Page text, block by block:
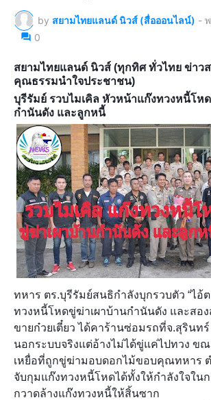
by สยามไทยแลนด์ นิวส์ (สื่อออนไลน์) -
0
สยามไทยแลนด์ นิวส์ (ทุกทิศ ทั่วไทย ข่าว
คุณธรรมนำใจประชาชน)
บุรีรัมย์ รวบไมเคิล หัวหน้าแก๊งทวงหนี้โห
กำนันดัง และลูกหนี้
ทหาร ตร.บุรีรัมย์สนธิกำลังบุกรวบตัว “ไอ้
ทวงหนี้โหดขู่ฆ่าเผาบ้านกำนันดัง และสอ
ขายก๋วยเตี๋ยว ได้คาร้านซ่อมรถที่จ.สุรินท
นอกระบบจริงแต่อ้างไม่ได้ขู่แค่ไปทวง ข
เหยื่อที่ถูกขู่ฆ่ามอบดอกไม้ขอบคุณทหาร
จับกุมแก๊งทวงหนี้โหดได้ทั้งให้กำลังใจใน
กวาดล้างแก๊งทวงหนี้ให้สิ้นซาก